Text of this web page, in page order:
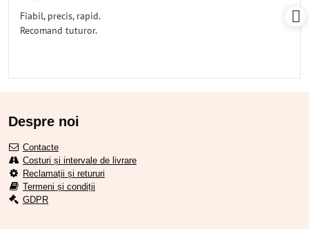
Fiabil, precis, rapid.
Recomand tuturor.
Despre noi
Contacte
Costuri și intervale de livrare
Reclamații și retururi
Termeni și condiții
GDPR